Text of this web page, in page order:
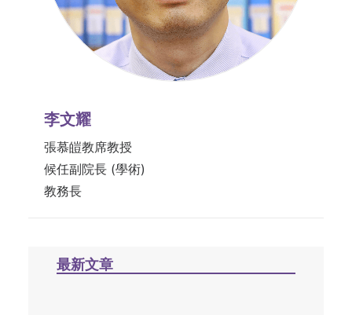
李文耀
張慕皚教席教授
候任副院長 (學術)
教務長
最新文章